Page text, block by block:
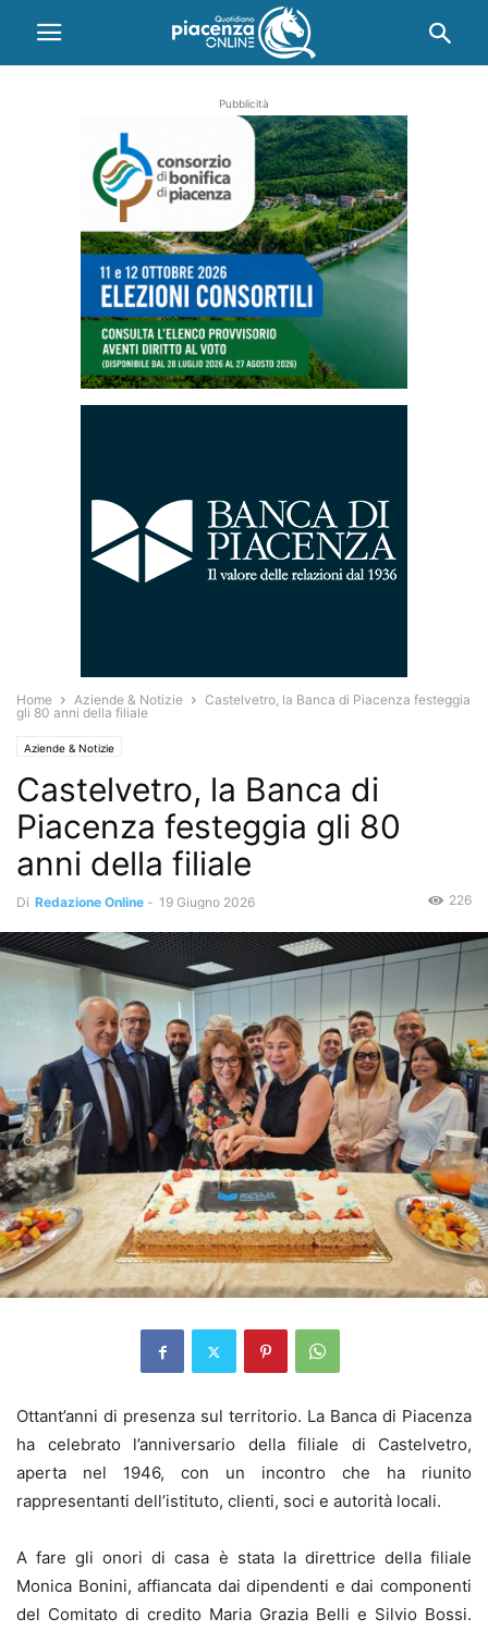
Pubblicità
Home Aziende & Notizie
Castelvetro, la Banca di Piacenza festeggia
gli 80 anni della filiale
Aziende & Notizie
Castelvetro, la Banca di
Piacenza festeggia gli 80
anni della filiale
Di Redazione Online - 19 Giugno 2026 226
Ottant’anni di presenza sul territorio. La Banca di Piacenza
ha celebrato l’anniversario della filiale di Castelvetro,
aperta nel 1946, con un incontro che ha riunito
rappresentanti dell’istituto, clienti, soci e autorità locali.
A fare gli onori di casa è stata la direttrice della filiale
Monica Bonini, affiancata dai dipendenti e dai componenti
del Comitato di credito Maria Grazia Belli e Silvio Bossi.